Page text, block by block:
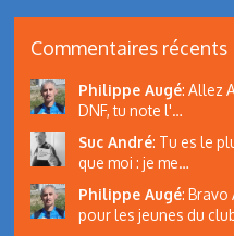
Commentaires récents
Philippe Augé: Allez
DNF, tu note l'…
Suc André: Tu es le
que moi : je me…
Philippe Augé: Bravo
pour les jeunes du